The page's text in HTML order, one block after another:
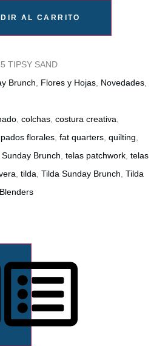
AL CARRITO
TIPSY SAND
Brunch Flores y Hojas Novedades
colchas costura creativa
florales fat quarters quilting
Sunday Brunch telas patchwork telas
tilda Tilda Sunday Brunch Tilda